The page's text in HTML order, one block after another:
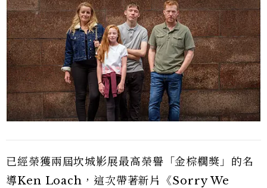
已經榮獲兩屆坎城影展最高榮譽「金棕櫚獎」的名
導Ken Loach，這次帶著新片《Sorry We